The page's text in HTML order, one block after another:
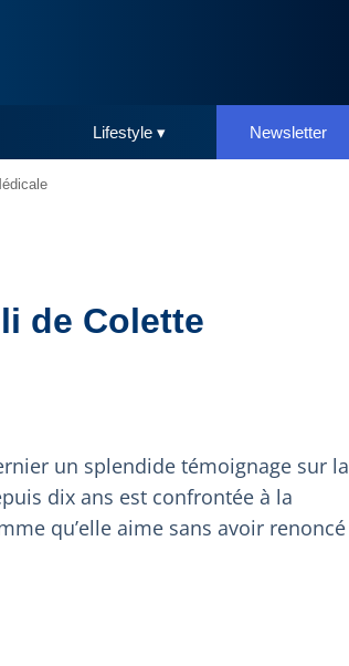
Lifestyle ▾ Newsletter
de Colette
un splendide témoignage sur la
dix ans est confrontée à la
qu’elle aime sans avoir renoncé